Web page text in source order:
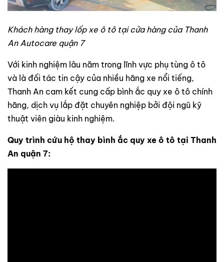
Khách hàng thay lốp xe ô tô tại cửa hàng của Thanh
An Autocare quận 7
Với kinh nghiệm lâu năm trong lĩnh vực phụ tùng ô tô
và là đối tác tin cậy của nhiều hãng xe nổi tiếng,
Thanh An cam kết cung cấp bình ắc quy xe ô tô chính
hãng, dịch vụ lắp đặt chuyên nghiệp bởi đội ngũ kỹ
thuật viên giàu kinh nghiệm.
Quy trình cứu hộ thay bình ắc quy xe ô tô tại Thanh
An quận 7: